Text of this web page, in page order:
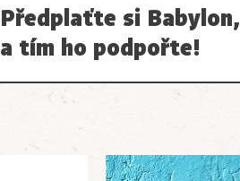
Předplaťte si Babylon,
a tím ho podpořte!